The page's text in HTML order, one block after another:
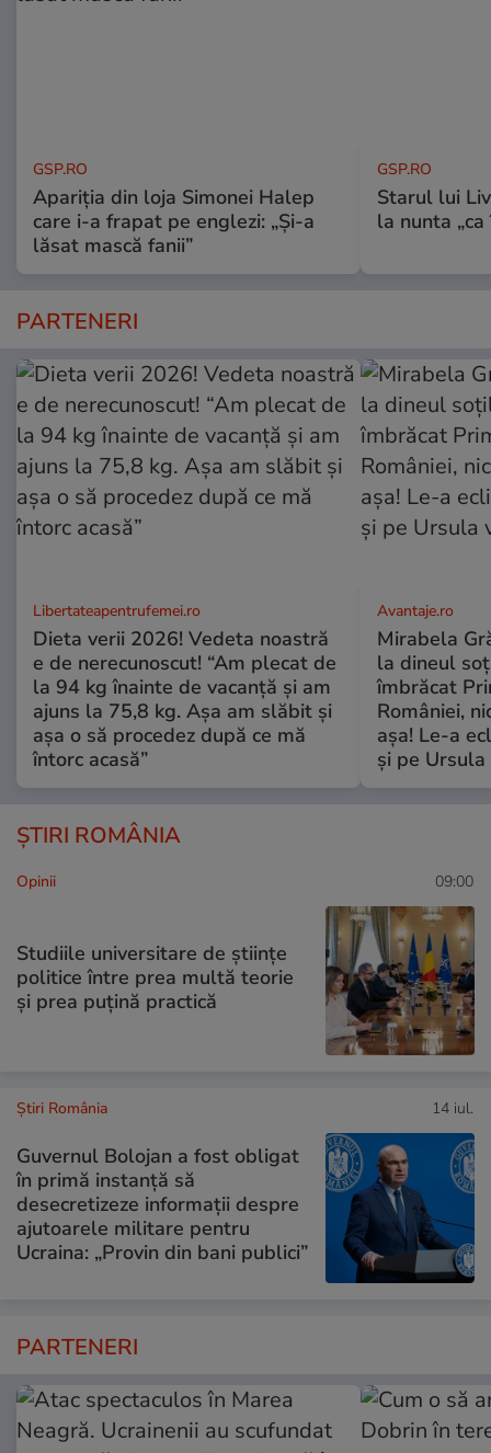
GSP.RO
Apariția din loja Simonei Halep
care i-a frapat pe englezi: „Și-a
lăsat mască fanii”
GSP.RO
Starul lui
la nunta „ca
PARTENERI
Libertateapentrufemei.ro
Dieta verii 2026! Vedeta noastră
e de nerecunoscut! “Am plecat de
la 94 kg înainte de vacanță și am
ajuns la 75,8 kg. Așa am slăbit și
așa o să procedez după ce mă
întorc acasă”
Avantaje.ro
Mirabela
la dineul
îmbrăcat
României,
așa! Le-a
și pe
ȘTIRI ROMÂNIA
Opinii 09:00
Studiile universitare de științe
politice între prea multă teorie
și prea puțină practică
Știri România 14 iul.
Guvernul Bolojan a fost obligat
în primă instanță să
desecretizeze informații despre
ajutoarele militare pentru
Ucraina: „Provin din bani publici”
PARTENERI